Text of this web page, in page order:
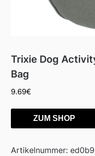
Trixie Dog
Bag
9.69€
ZUM SHOP
Artikelnummer: